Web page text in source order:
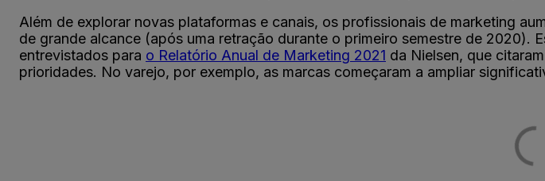
Além de explorar novas plataformas e canais, os profissionais de marketing
de grande alcance (após uma retração durante o primeiro semestre de
entrevistados para o Relatório Anual de Marketing 2021 da Nielsen, que
prioridades. No varejo, por exemplo, as marcas começaram a ampliar